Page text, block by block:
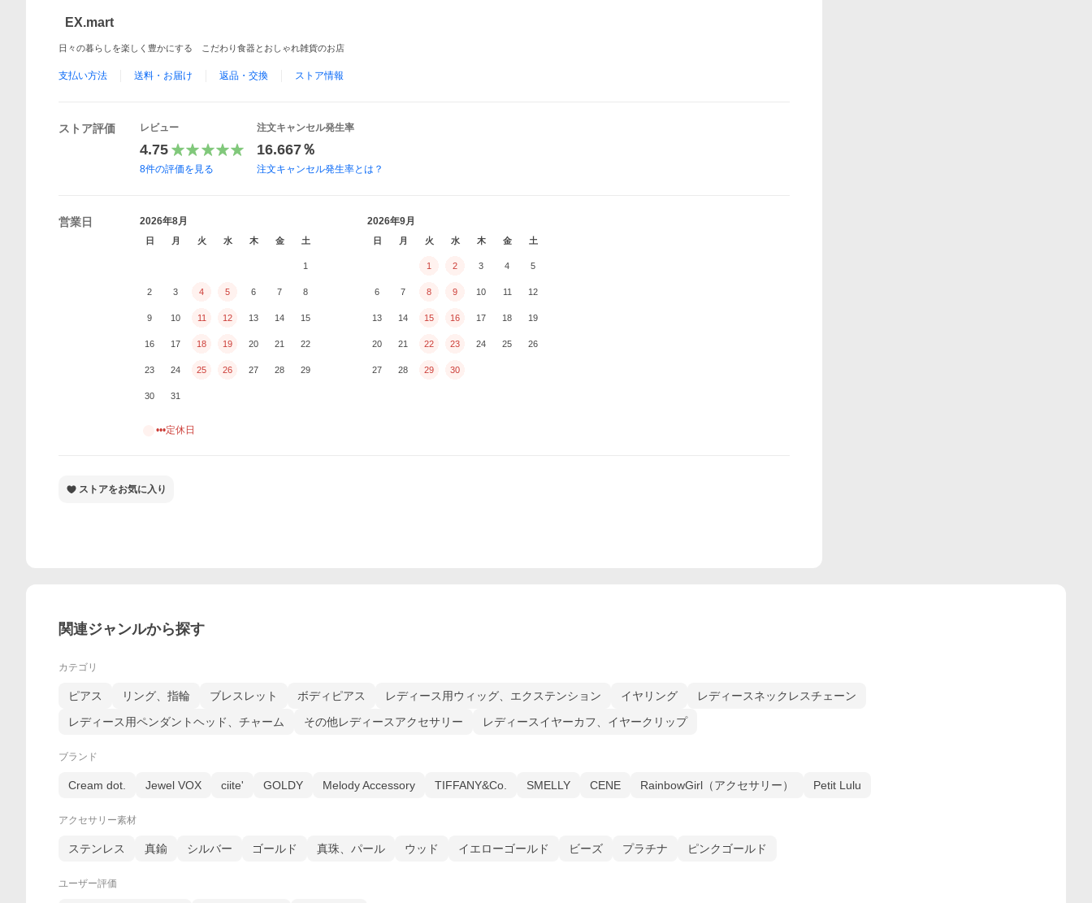
EX.mart
日々の暮らしを楽しく豊かにする こだわり食器とおしゃれ雑貨のお店
支払い方法 送料・お届け 返品・交換 ストア情報
ストア評価 レビュー
4.75
8件の評価を見る
注文キャンセル発生率
16.667％
注文キャンセル発生率とは？
営業日 2026年8月
日 月 火 水 木 金 土
1
2 3 4 5 6 7 8
9 10 11 12 13 14 15
16 17 18 19 20 21 22
23 24 25 26 27 28 29
30 31
2026年9月
日 月 火 水 木 金 土
1 2 3 4 5
6 7 8 9 10 11 12
13 14 15 16 17 18 19
20 21 22 23 24 25 26
27 28 29 30
•••定休日
ストアをお気に入り
関連ジャンルから探す
カテゴリ
ピアス リング、指輪 ブレスレット ボディピアス レディース用ウィッグ、エクステンション イヤリング
レディースネックレスチェーン
レディース用ペンダントヘッド、チャーム
その他レディースアクセサリー レディースイヤーカフ、イヤークリップ
ブランド
Cream dot. Jewel VOX ciite' GOLDY Melody Accessory TIFFANY&Co. SMELLY CENE RainbowGirl（アクセサリー） Petit Lulu
アクセサリー素材
ステンレス 真鍮 シルバー ゴールド 真珠、パール ウッド イエローゴールド ビーズ プラチナ ピンクゴールド
ユーザー評価